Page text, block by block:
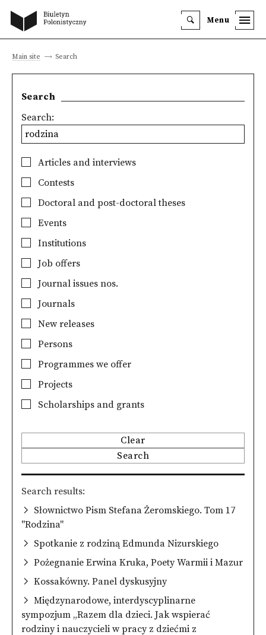
Menu
Main site Search
Search
Search:
Articles and interviews
Contests
Doctoral and post-doctoral theses
Events
Institutions
Job offers
Journal issues nos.
Journals
New releases
Persons
Programmes we offer
Projects
Scholarships and grants
Clear
Search
Search results
Słownictwo Pism Stefana Żeromskiego. Tom 17
"Rodzina"
Spotkanie z rodziną Edmunda Nizurskiego
Pożegnanie Erwina Kruka, Poety Warmii i Mazur
Kossakówny. Panel dyskusyjny
Międzynarodowe, interdyscyplinarne
sympozjum „Razem dla dzieci. Jak wspierać
rodziny i nauczycieli w pracy z dziećmi z